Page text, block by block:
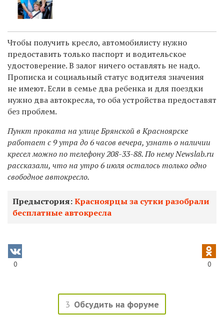
Чтобы получить кресло, автомобилисту нужно
предоставить только паспорт и водительское
удостоверение. В залог ничего оставлять не надо.
Прописка и социальный статус водителя значения
не имеют. Если в семье два ребенка и для поездки
нужно два автокресла, то оба устройства предоставят
без проблем.
Пункт проката на улице Брянской в Красноярске
работает с 9 утра до 6 часов вечера, узнать о наличии
кресел можно по телефону208-33-88.По нему Newslab.ru
рассказали, что на утро 6 июля осталось только одно
свободное автокресло.
Предыстория:Красноярцы за сутки разобрали
бесплатные автокресла
0 0
3 Обсудить на форуме